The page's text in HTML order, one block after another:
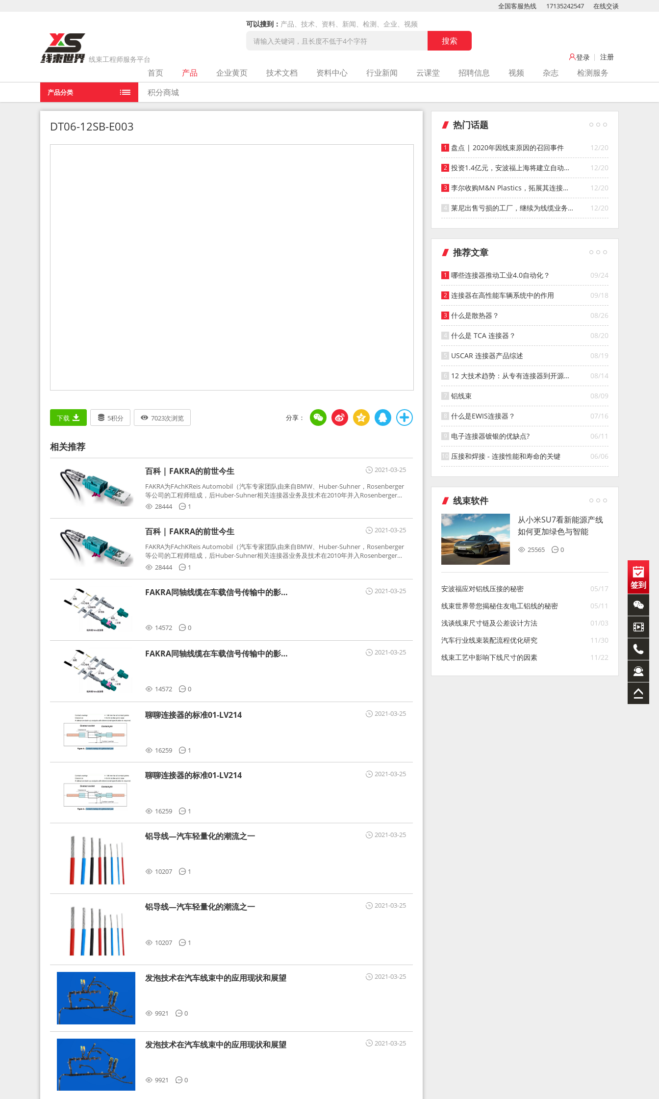
线束工程师服务平台
可以搜到： 产品、技术、资料、新闻、检测、企业、视频
全国客服热线 17135242547 在线交谈
登录 注册
产品分类
首页 产品 企业黄页 技术文档 资料中心 行业新闻 云课堂 招聘信息 视频 杂志
检测服务
积分商城
当前位置： DT06-12SB-E003
DT06-12SB-E003
下载 5积分 7023次浏览
相关推荐
2021-03-25
百科 | FAKRA的前世今生
FAKRA为FAchKReis Automobil（汽车专家团队由来自BMW、Huber-Suhner，Rosenberger
等公司的工程师组成，后Huber-Suhner相关连接器业务及技术在2010年并入Rosenberger）
缩写。起初为BMW需求用于车载收音机天线连接，如今FAKRA已成为汽车行业通用标准的射
频连接器，被业内广泛应用。
28444 1
2021-03-25
百科 | FAKRA的前世今生
FAKRA为FAchKReis Automobil（汽车专家团队由来自BMW、Huber-Suhner，Rosenberger
等公司的工程师组成，后Huber-Suhner相关连接器业务及技术在2010年并入Rosenberger）
缩写。起初为BMW需求用于车载收音机天线连接，如今FAKRA已成为汽车行业通用标准的射
频连接器，被业内广泛应用。
28444 1
2021-03-25
FAKRA同轴线缆在车载信号传输中的影响
14572 0
2021-03-25
FAKRA同轴线缆在车载信号传输中的影响
14572 0
2021-03-25
聊聊连接器的标准01-LV214
16259 1
2021-03-25
聊聊连接器的标准01-LV214
16259 1
2021-03-25
铝导线—汽车轻量化的潮流之一
10207 1
2021-03-25
铝导线—汽车轻量化的潮流之一
10207 1
2021-03-25
发泡技术在汽车线束中的应用现状和展望
9921 0
2021-03-25
发泡技术在汽车线束中的应用现状和展望
9921 0
热门话题
12/20
盘点 | 2020年因线束原因的召回事件
12/20
投资1.4亿元，安波福上海将建立自动化
智能仓库
12/20
李尔收购M&N Plastics，拓展其连接器
系统业务
12/20
莱尼出售亏损的工厂，继续为线缆业务
寻找投资者
推荐文章
09/24
哪些连接器推动工业4.0自动化？
09/18
连接器在高性能车辆系统中的作用
08/26
什么是散热器？
08/20
什么是 TCA 连接器？
08/19
USCAR 连接器产品综述
08/14
12 大技术趋势：从专有连接器到开源连
接器的演变
08/09
铝线束
07/16
什么是EWIS连接器？
06/11
电子连接器镀银的优缺点?
06/06
压接和焊接 - 连接性能和寿命的关键
线束软件
从小米SU7看新能源产线
如何更加绿色与智能
25565 0
05/17
安波福应对铝线压接的秘密
05/11
线束世界带您揭秘住友电工铝线的秘密
01/03
浅谈线束尺寸链及公差设计方法
11/30
汽车行业线束装配流程优化研究
11/22
线束工艺中影响下线尺寸的因素
签到